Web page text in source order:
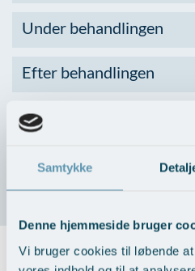
Samtykke
Denne hjemmeside bruger
Vi bruger cookies til løbende
Under behandlingen
Efter behandlingen
Eventuelle bivirkninger og
komplikationer
Forventet resultat